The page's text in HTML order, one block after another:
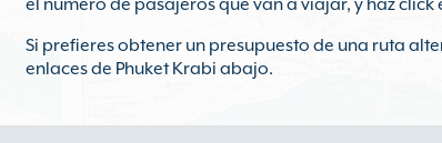
el número de pasajeros que van a viajar, y haz click
Si prefieres obtener un presupuesto de una ruta
enlaces de Phuket Krabi abajo.